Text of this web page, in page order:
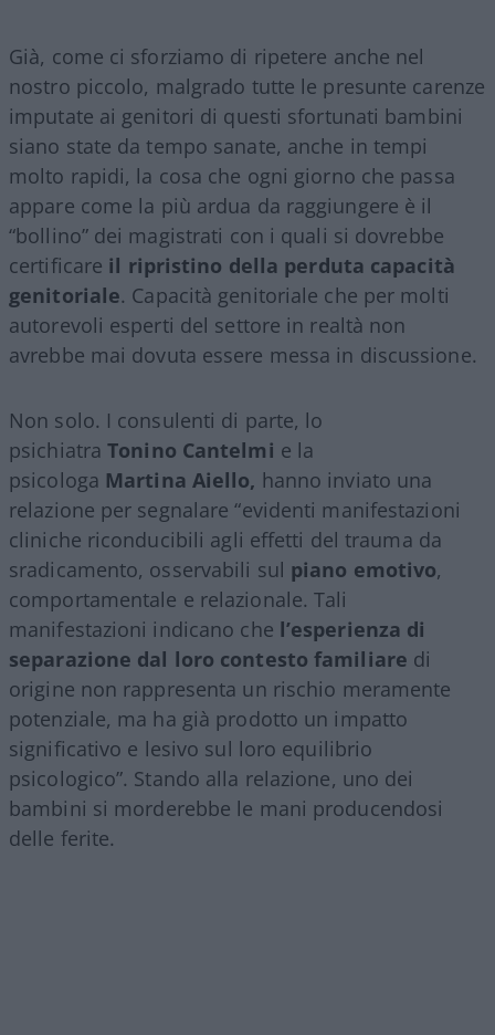
Già, come ci sforziamo di ripetere anche nel
nostro piccolo, malgrado tutte le presunte carenze
imputate ai genitori di questi sfortunati bambini
siano state da tempo sanate, anche in tempi
molto rapidi, la cosa che ogni giorno che passa
appare come la più ardua da raggiungere è il
“bollino” dei magistrati con i quali si dovrebbe
certificare il ripristino della perduta capacità
genitoriale. Capacità genitoriale che per molti
autorevoli esperti del settore in realtà non
avrebbe mai dovuta essere messa in discussione.
Non solo. I consulenti di parte, lo
psichiatra Tonino Cantelmi e la
psicologa Martina Aiello, hanno inviato una
relazione per segnalare “evidenti manifestazioni
cliniche riconducibili agli effetti del trauma da
sradicamento, osservabili sul piano emotivo,
comportamentale e relazionale. Tali
manifestazioni indicano che l’esperienza di
separazione dal loro contesto familiare di
origine non rappresenta un rischio meramente
potenziale, ma ha già prodotto un impatto
significativo e lesivo sul loro equilibrio
psicologico”. Stando alla relazione, uno dei
bambini si morderebbe le mani producendosi
delle ferite.